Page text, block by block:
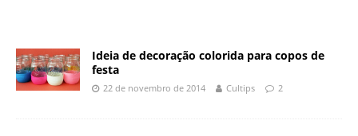
Ideia de decoração colorida para copos de
festa
22 de novembro de 2014 Cultips 2